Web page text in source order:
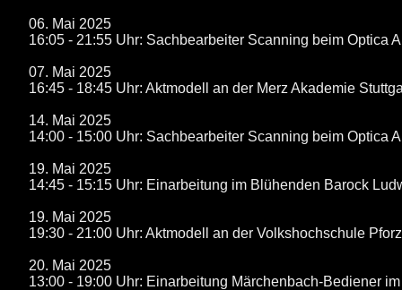
06. Mai 2025
16:05 - 21:55 Uhr: Sachbearbeiter Scanning beim Optica
07. Mai 2025
16:45 - 18:45 Uhr: Aktmodell an der Merz Akademie
14. Mai 2025
14:00 - 15:00 Uhr: Sachbearbeiter Scanning beim Optica
19. Mai 2025
14:45 - 15:15 Uhr: Einarbeitung im Blühenden Barock
19. Mai 2025
19:30 - 21:00 Uhr: Aktmodell an der Volkshochschule
20. Mai 2025
13:00 - 19:00 Uhr: Einarbeitung Märchenbach-Bediener